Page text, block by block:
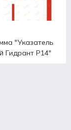
"Указатель
Гидрант Р14"